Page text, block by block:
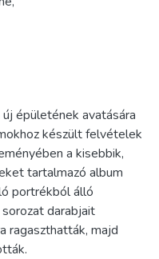
épületének avatására
készült felvételek
a kisebbik,
tartalmazó album
portrékból álló
darabjait
ragaszthatták, majd